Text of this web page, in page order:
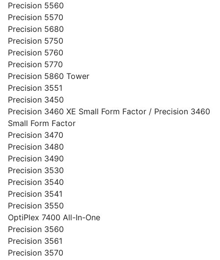
Precision 5560
Precision 5570
Precision 5680
Precision 5750
Precision 5760
Precision 5770
Precision 5860 Tower
Precision 3551
Precision 3450
Precision 3460 XE Small Form Factor / Precision 3460
Small Form Factor
Precision 3470
Precision 3480
Precision 3490
Precision 3530
Precision 3540
Precision 3541
Precision 3550
OptiPlex 7400 All-In-One
Precision 3560
Precision 3561
Precision 3570